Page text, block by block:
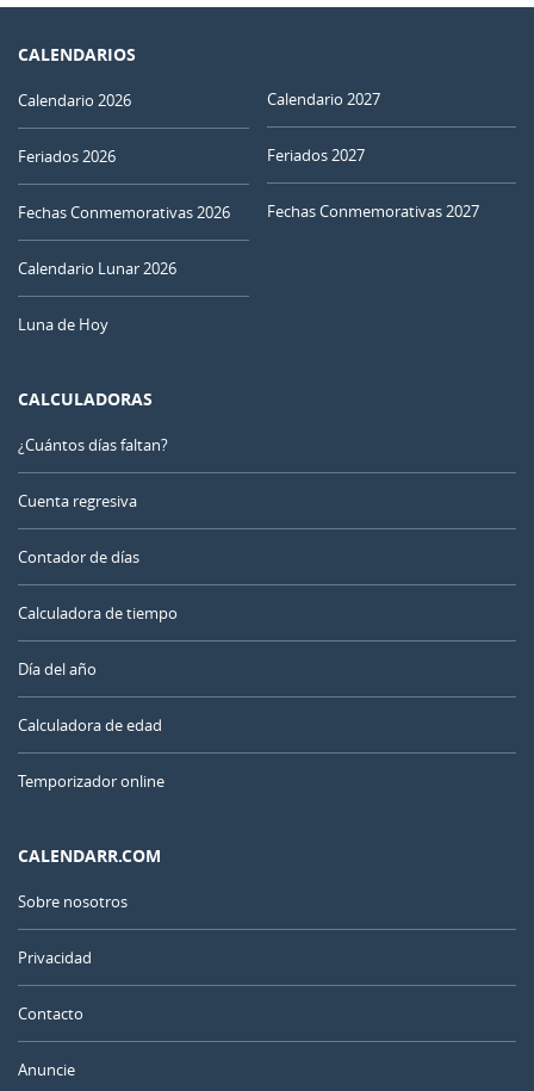
CALENDARIOS
Calendario 2026
Feriados 2026
Fechas Conmemorativas 2026
Calendario Lunar 2026
Luna de Hoy
Calendario 2027
Feriados 2027
Fechas Conmemorativas 2027
CALCULADORAS
¿Cuántos días faltan?
Cuenta regresiva
Contador de días
Calculadora de tiempo
Día del año
Calculadora de edad
Temporizador online
CALENDARR.COM
Sobre nosotros
Privacidad
Contacto
Anuncie